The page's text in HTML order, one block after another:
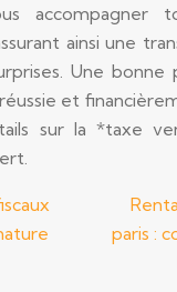
accompagner
ainsi une
Une
et
sur la *taxe
paris :